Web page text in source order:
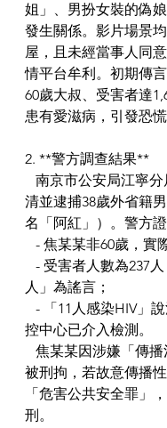
姐」、男扮女裝的偽
發生關係。影片場景
屋，且未經當事人同
情平台牟利。初期傳
60歲大叔、受害者達
患有愛滋病，引發恐
2. **警方調查結果**
清並逮捕38歲外省籍
名「阿紅」）。警方
- 焦某某非60歲，
人」為謠言；
控中心已介入檢測。
被刑拘，若故意傳播
「危害公共安全罪」
刑。